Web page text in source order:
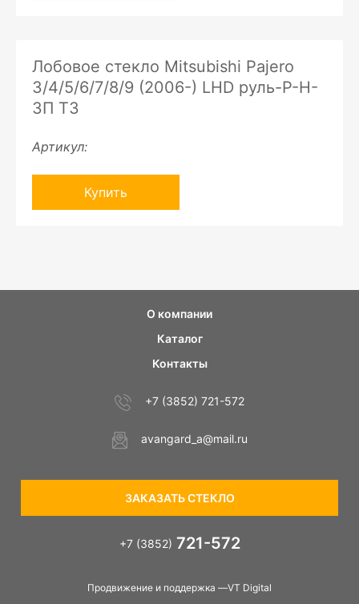
Лобовое стекло Mitsubishi Pajero
3/4/5/6/7/8/9 (2006-) LHD руль-P-H-
ЗП ТЗ
Артикул:
Купить
Продвижение и поддержка —VT Digital
О компании
Каталог
Контакты
+7 (3852) 721-572
avangard_a@mail.ru
ЗАКАЗАТЬ СТЕКЛО
+7 (3852) 721-572